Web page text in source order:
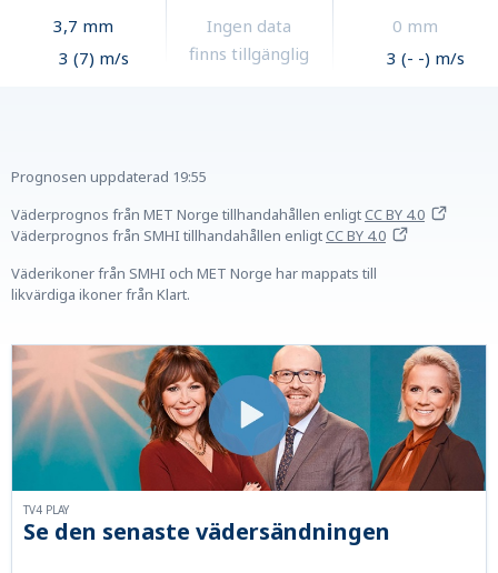
3,7 mm
3 (7) m/s
Ingen data
finns tillgänglig
0 mm
3 (- -) m/s
Prognosen uppdaterad 19:55
Väderprognos från MET Norge tillhandahållen enligtCC BY 4.0
Väderprognos från SMHI tillhandahållen enligtCC BY 4.0
Väderikoner från SMHI och MET Norge har mappats till
likvärdiga ikoner från Klart.
Se den senaste vädersändningen
TV4 PLAY